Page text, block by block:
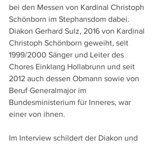
bei den Messen von Kardinal Christoph
Schönborn im Stephansdom dabei.
Diakon Gerhard Sulz, 2016 von Kardinal
Christoph Schönborn geweiht, seit
1999/2000 Sänger und Leiter des
Chores Einklang Hollabrunn und seit
2012 auch dessen Obmann sowie von
Beruf Generalmajor im
Bundesministerium für Inneres, war
einer von ihnen.
Im Interview schildert der Diakon und